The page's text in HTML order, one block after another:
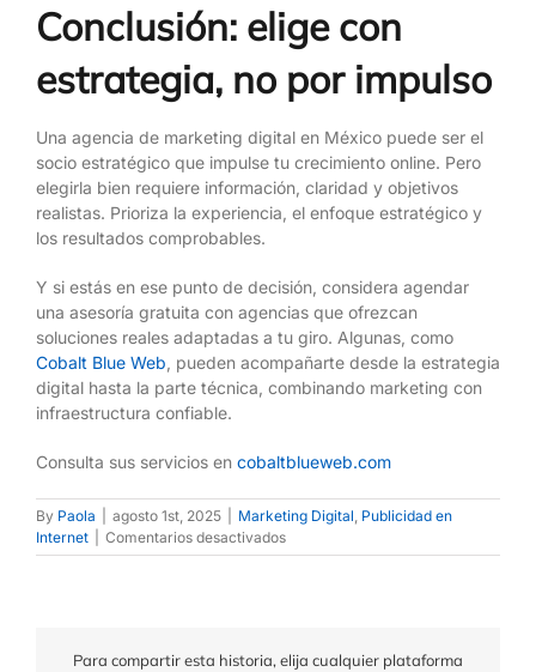
Conclusión: elige con
estrategia, no por impulso
Una agencia de marketing digital en México puede ser el
socio estratégico que impulse tu crecimiento online. Pero
elegirla bien requiere información, claridad y objetivos
realistas. Prioriza la experiencia, el enfoque estratégico y
los resultados comprobables.
Y si estás en ese punto de decisión, considera agendar
una asesoría gratuita con agencias que ofrezcan
soluciones reales adaptadas a tu giro. Algunas, como
Cobalt Blue Web , pueden acompañarte desde la estrategia
digital hasta la parte técnica, combinando marketing con
infraestructura confiable.
Consulta sus servicios en cobaltblueweb.com
By Paola agosto 1st, 2025 Marketing Digital Publicidad en
Internet
Comentarios desactivados
Para compartir esta historia, elija cualquier plataforma